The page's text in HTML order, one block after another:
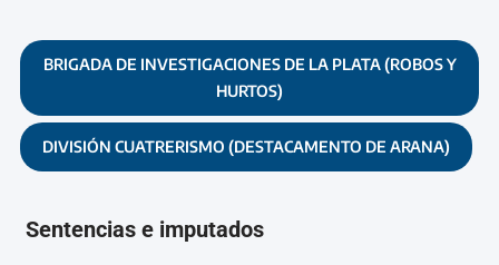
BRIGADA DE INVESTIGACIONES DE LA PLATA (ROBOS Y
HURTOS)
DIVISIÓN CUATRERISMO (DESTACAMENTO DE ARANA)
Sentencias e imputados